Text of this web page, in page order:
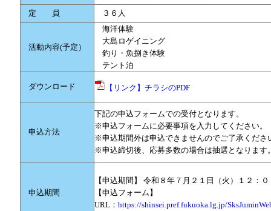
定 員
３６人
活動内容(予定）
海洋体験
大島ロゲイニング
釣り・魚捌き体験
テント泊
ダウンロード 【リンク】チラシのPDF
申込方法
下記の申込フォームでの受付となります。
※申込フォームに必要事項を入力してください。
※申込期間外は申込できませんのでご了承くださ
※申込締切後、応募多数の場合は抽選となります
申込期間
【申込期間】 令和８年７月２１日（火）１２：
【申込フォーム】
URL： https://shinsei.pref.fukuoka.lg.jp/